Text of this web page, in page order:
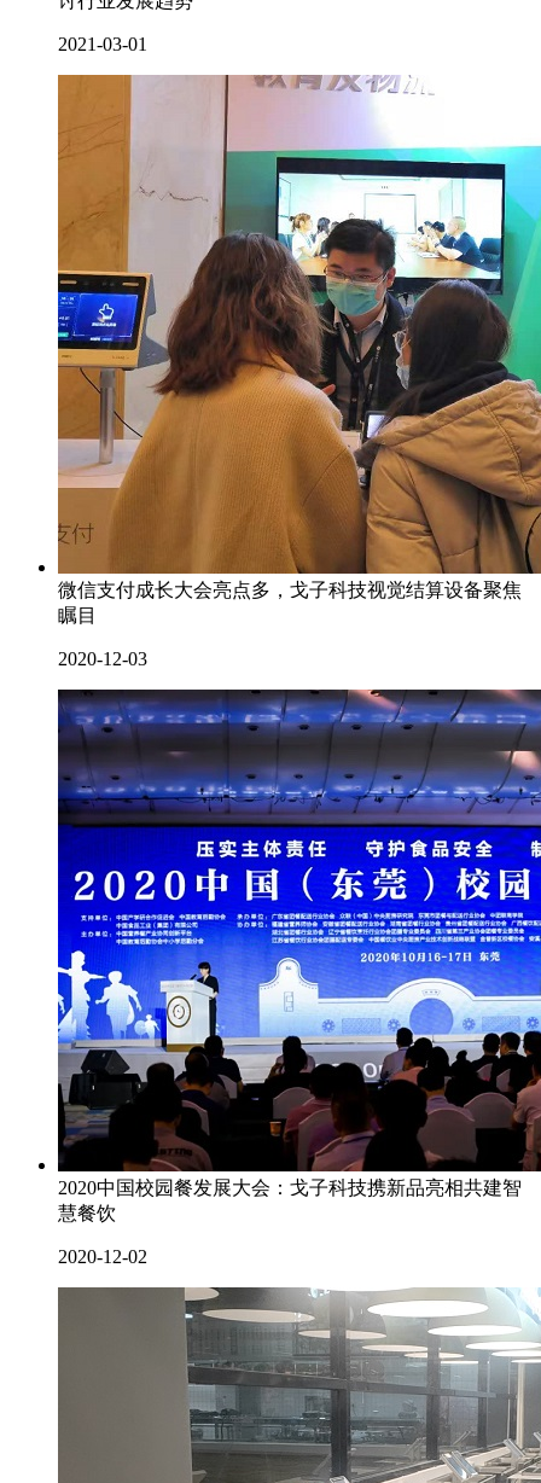
2021-03-01
微信支付成长大会亮点多，戈子科技视觉结算设备聚焦
瞩目
2020-12-03
2020中国校园餐发展大会：戈子科技携新品亮相共建智
慧餐饮
2020-12-02